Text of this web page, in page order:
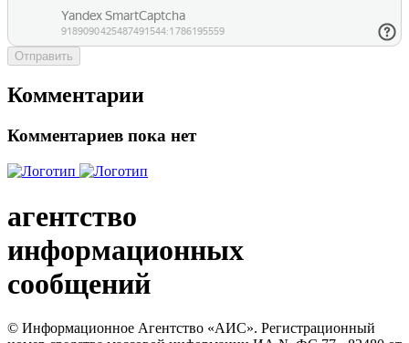
Отправить
Комментарии
Комментариев пока нет
агентство
информационных
сообщений
© Информационное Агентство «АИС». Регистрационный